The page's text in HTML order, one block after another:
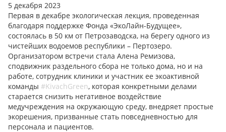
5 декабря 2023
Первая в декабре экологическая лекция, проведенная
благодаря поддержке Фонда «ЭкоЛайн-Будущее»,
состоялась в 50 км от Петрозаводска, на берегу одного из
чистейших водоемов республики – Пертозеро.
Организатором встречи стала Алена Ремизова,
сподвижник раздельного сбора не только дома, но и на
работе, сотрудник клиники и участник ее экоактивной
команды #KivachGreen, которая конкретными делами
старается снизить негативное воздействие
медучреждения на окружающую среду, внедряет простые
экорешения, призванные стать повседневностью для
персонала и пациентов.